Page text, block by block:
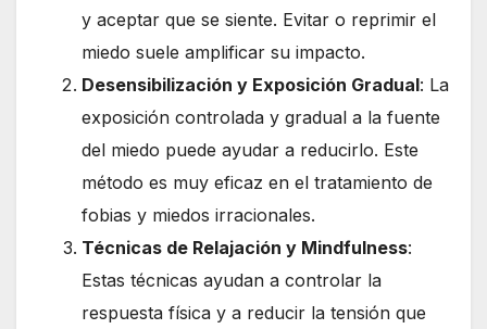
y aceptar que se siente. Evitar o reprimir el
miedo suele amplificar su impacto.
Desensibilización y Exposición Gradual: La
exposición controlada y gradual a la fuente
del miedo puede ayudar a reducirlo. Este
método es muy eficaz en el tratamiento de
fobias y miedos irracionales.
Técnicas de Relajación y Mindfulness:
Estas técnicas ayudan a controlar la
respuesta física y a reducir la tensión que